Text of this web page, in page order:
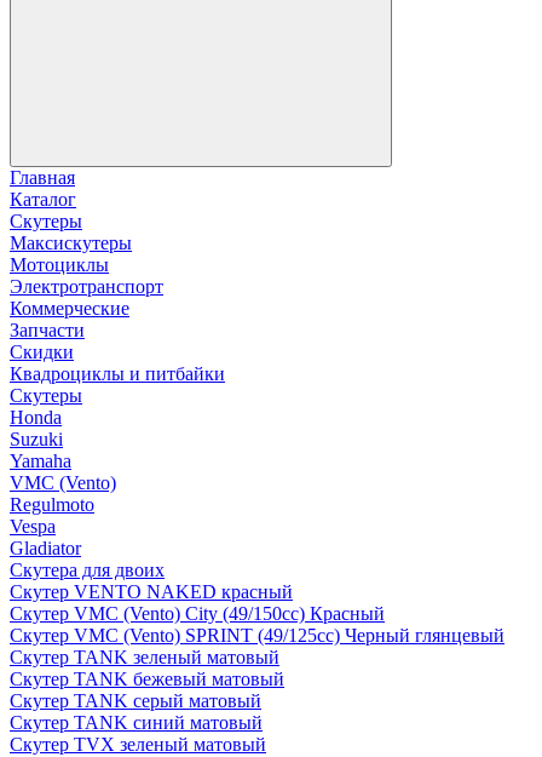
Главная
Каталог
Скутеры
Максискутеры
Мотоциклы
Электротранспорт
Коммерческие
Запчасти
Скидки
Квадроциклы и питбайки
Скутеры
Honda
Suzuki
Yamaha
VMC (Vento)
Regulmoto
Vespa
Gladiator
Скутера для двоих
Скутер VENTO NAKED красный
Скутер VMC (Vento) City (49/150cc) Красный
Скутер VMC (Vento) SPRINT (49/125cc) Черный глянцевый
Скутер TANK зеленый матовый
Скутер TANK бежевый матовый
Скутер TANK серый матовый
Скутер TANK синий матовый
Скутер TVX зеленый матовый